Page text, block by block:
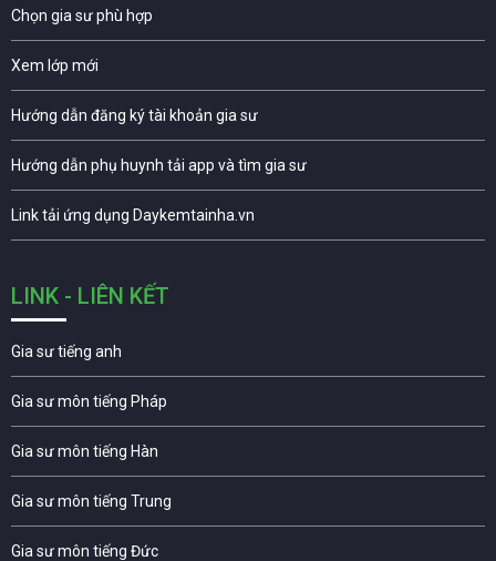
Chọn gia sư phù hợp
Xem lớp mới
Hướng dẫn đăng ký tài khoản gia sư
Hướng dẫn phụ huynh tải app và tìm gia sư
Link tải ứng dụng Daykemtainha.vn
LINK - LIÊN KẾT
Gia sư tiếng anh
Gia sư môn tiếng Pháp
Gia sư môn tiếng Hàn
Gia sư môn tiếng Trung
Gia sư môn tiếng Đức